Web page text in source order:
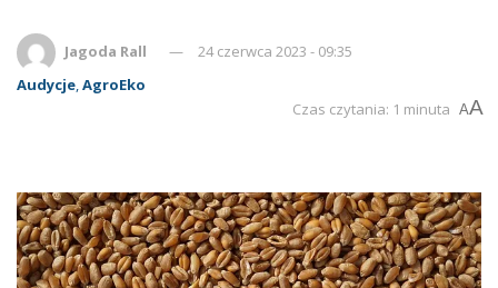
Jagoda Rall
24 czerwca 2023 - 09:35
Audycje,AgroEko
Czas czytania: 1 minuta AA